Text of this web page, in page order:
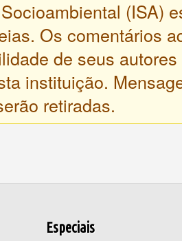
(ISA)
Os comentários
de seus
instituição.
retiradas.
Especiais